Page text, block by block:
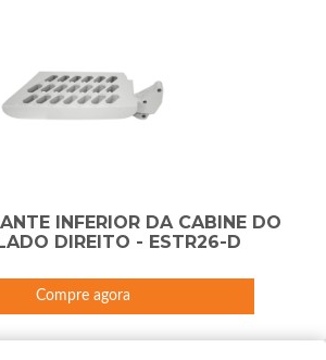
INFERIOR DA CABINE DO
DIREITO - ESTR26-D
Compre agora